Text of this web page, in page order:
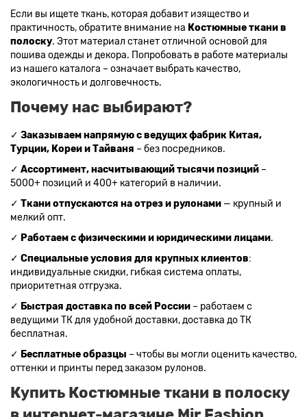
Если вы ищете ткань, которая добавит изящество и
практичность, обратите внимание на Костюмные ткани в
полоску. Этот материал станет отличной основой для
пошива одежды и декора. Попробовать в работе материалы
из нашего каталога – означает выбрать качество,
экологичность и долговечность.
Почему нас выбирают?
✓ Заказываем напрямую с ведущих фабрик Китая,
Турции, Кореи и Тайваня – без посредников.
✓ Ассортимент, насчитывающий тысячи позиций –
5000+ позиций и 400+ категорий в наличии.
✓ Ткани отпускаются на отрез и рулонами — крупный и
мелкий опт.
✓ Работаем с физическими и юридическими лицами.
✓ Специальные условия для крупных клиентов:
индивидуальные скидки, гибкая система оплаты,
приоритетная отгрузка.
✓ Быстрая доставка по всей России – работаем с
ведущими ТК для удобной доставки, доставка до ТК
бесплатная.
✓ Бесплатные образцы – чтобы вы могли оценить качество,
оттенки и принты перед заказом рулонов.
Купить Костюмные ткани в полоску